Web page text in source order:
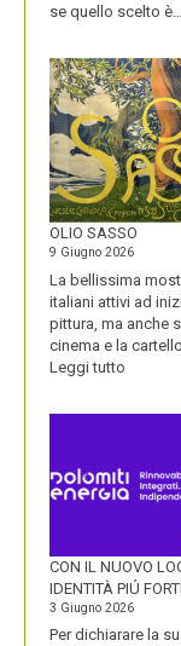
se quello scelto è…
OLIO SASSO
9 Giugno 2026
La bellissima
italiani attivi ad
pittura, ma anche
cinema e la
Leggi tutto
CON IL NUOVO
IDENTITÀ PIÚ
3 Giugno 2026
Per dichiarare la